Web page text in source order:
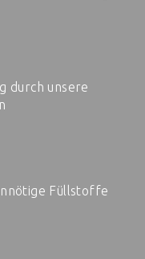
durch unsere
Füllstoffe